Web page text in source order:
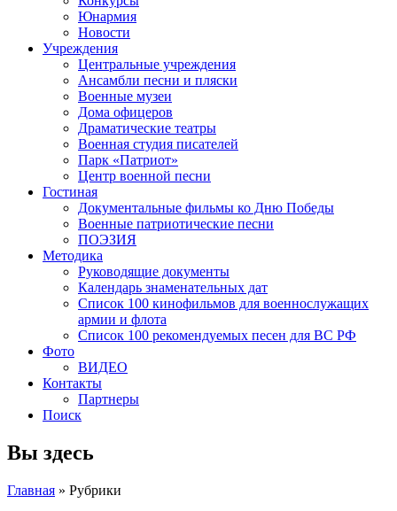
Юнармия
Новости
Учреждения
Центральные учреждения
Ансамбли песни и пляски
Военные музеи
Дома офицеров
Драматические театры
Военная студия писателей
Парк «Патриот»
Центр военной песни
Гостиная
Документальные фильмы ко Дню Победы
Военные патриотические песни
ПОЭЗИЯ
Методика
Руководящие документы
Календарь знаменательных дат
Список 100 кинофильмов для военнослужащих
армии и флота
Список 100 рекомендуемых песен для ВС РФ
Фото
ВИДЕО
Контакты
Партнеры
Поиск
Вы здесь
Главная » Рубрики